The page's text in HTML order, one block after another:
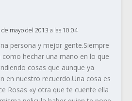
mayo del 2013 a las 10:04
persona y mejor gente.Siempre
como hechar una mano en lo que
cosas que aunque ya
en nuestro recuerdo.Una cosa es
Rosas «y otra que te cuente ella